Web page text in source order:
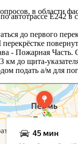
в области
автотрассе Е242
до первого
- Пожарная
до щита-
подать а/м для